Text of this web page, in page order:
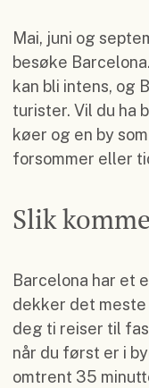
Mai, juni og
besøke
kan bli intens, og
turister. Vil du ha
køer og en by
forsommer eller
Slik
Barcelona har et
dekker det
deg ti reiser til
når du først er i
omtrent 35